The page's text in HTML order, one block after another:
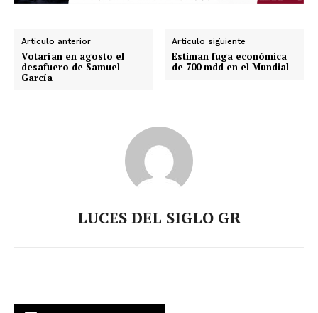
Artículo anterior
Votarían en agosto el
desafuero de Samuel
García
Artículo siguiente
Estiman fuga económica
de 700 mdd en el Mundial
LUCES DEL SIGLO GR